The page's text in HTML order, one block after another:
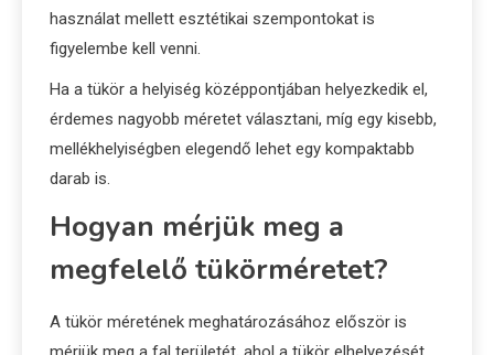
használat mellett esztétikai szempontokat is
figyelembe kell venni.
Ha a tükör a helyiség középpontjában helyezkedik el,
érdemes nagyobb méretet választani, míg egy kisebb,
mellékhelyiségben elegendő lehet egy kompaktabb
darab is.
Hogyan mérjük meg a
megfelelő tükörméretet?
A tükör méretének meghatározásához először is